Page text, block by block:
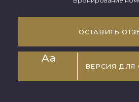
ОСТАВИТЬ
Aa
ВЕРСИЯ